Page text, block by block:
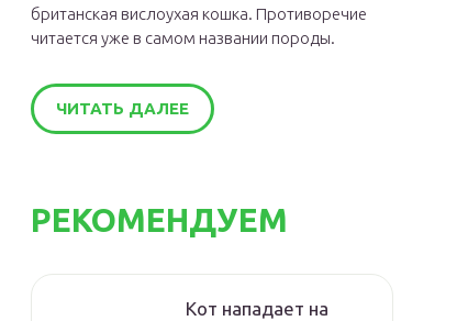
британская вислоухая кошка. Противоречие
читается уже в самом названии породы.
ЧИТАТЬ ДАЛЕЕ
РЕКОМЕНДУЕМ
Кот нападает на